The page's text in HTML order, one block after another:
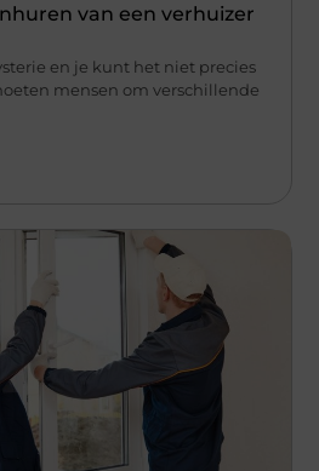
van een verhuizer
en je kunt het niet precies
mensen om verschillende